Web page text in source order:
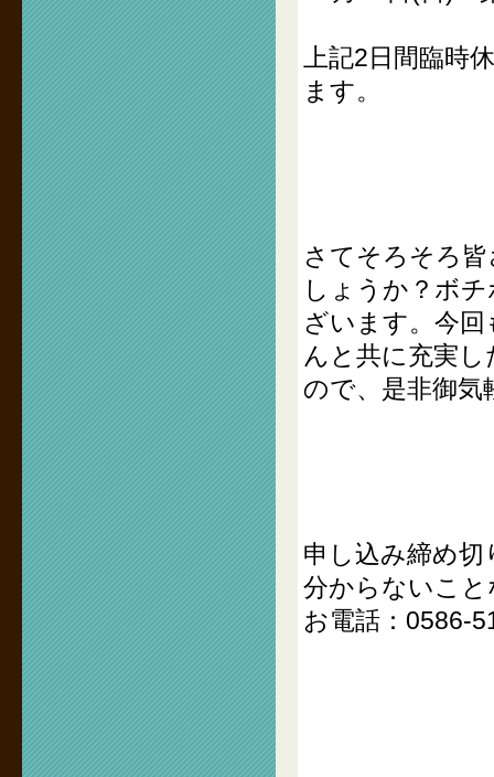
上記2日間臨時
ます。
さてそろそろ
しょうか？ボ
ざいます。今
んと共に充実
ので、是非御
申し込み締め
分からないこ
お電話：0586-